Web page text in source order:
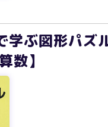
学ぶ図形パズ
数】